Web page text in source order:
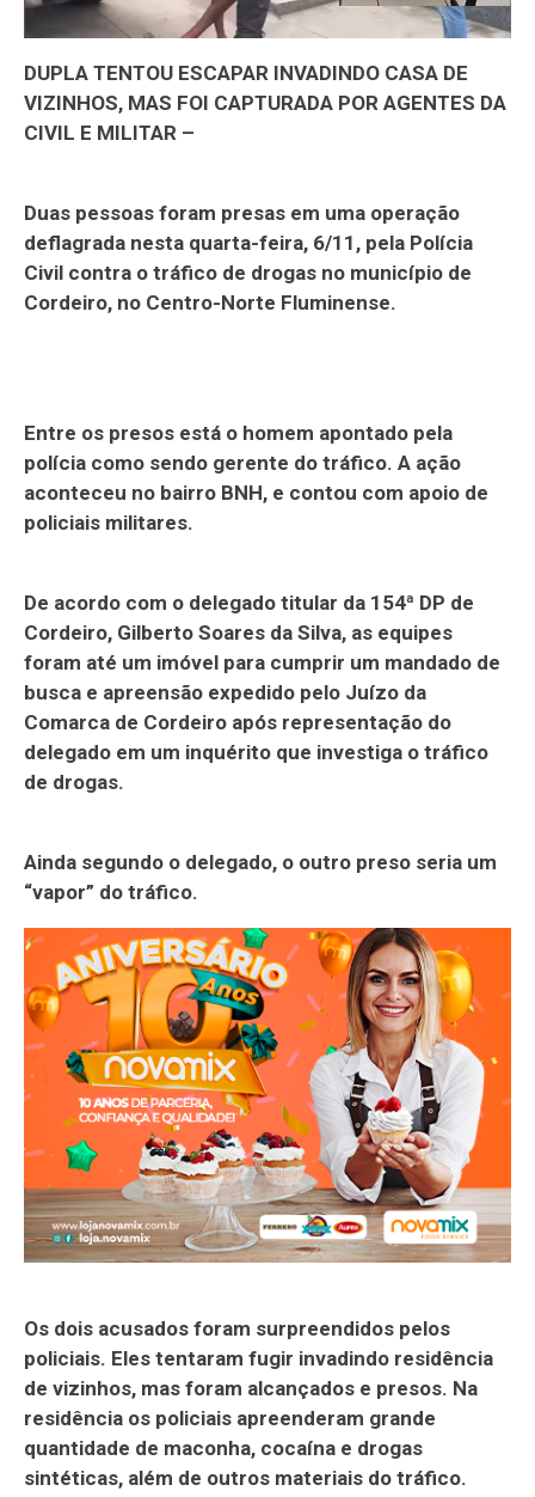
DUPLA TENTOU ESCAPAR INVADINDO CASA DE
VIZINHOS, MAS FOI CAPTURADA POR AGENTES DA
CIVIL E MILITAR –
Duas pessoas foram presas em uma operação
deflagrada nesta quarta-feira, 6/11, pela Polícia
Civil contra o tráfico de drogas no município de
Cordeiro, no Centro-Norte Fluminense.
Entre os presos está o homem apontado pela
polícia como sendo gerente do tráfico. A ação
aconteceu no bairro BNH, e contou com apoio de
policiais militares.
De acordo com o delegado titular da 154ª DP de
Cordeiro, Gilberto Soares da Silva, as equipes
foram até um imóvel para cumprir um mandado de
busca e apreensão expedido pelo Juízo da
Comarca de Cordeiro após representação do
delegado em um inquérito que investiga o tráfico
de drogas.
Ainda segundo o delegado, o outro preso seria um
“vapor” do tráfico.
Os dois acusados foram surpreendidos pelos
policiais. Eles tentaram fugir invadindo residência
de vizinhos, mas foram alcançados e presos. Na
residência os policiais apreenderam grande
quantidade de maconha, cocaína e drogas
sintéticas, além de outros materiais do tráfico.